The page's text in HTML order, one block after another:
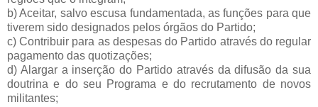
b) Aceitar, salvo escusa fundamentada, as funções para que
tiverem sido designados pelos órgãos do Partido;
c) Contribuir para as despesas do Partido através do regular
pagamento das quotizações;
d) Alargar a inserção do Partido através da difusão da sua
doutrina e do seu Programa e do recrutamento de novos
militantes;